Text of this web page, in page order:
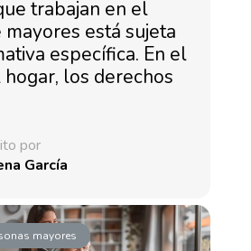
trabajan en el
mayores está sujeta
específica. En el
los derechos
por
García
mayores